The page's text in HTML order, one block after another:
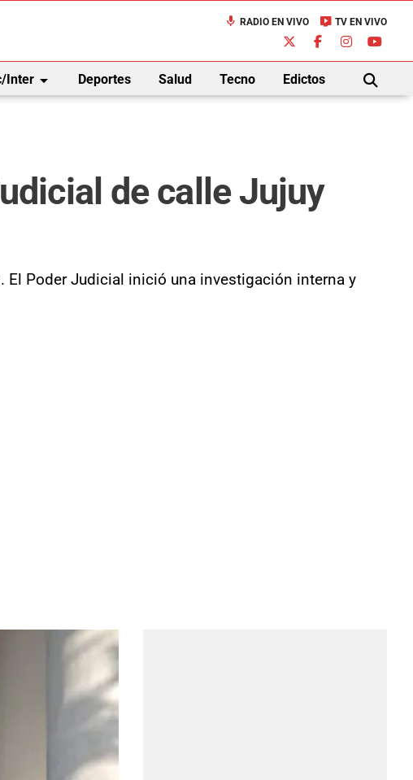
mic RADIO EN VIVO live_tv TV EN VIVO
Interarrow_drop_down Deportes Salud Tecno Edictos
BUSCAR
de calle Jujuy
El Poder Judicial inició una investigación interna y